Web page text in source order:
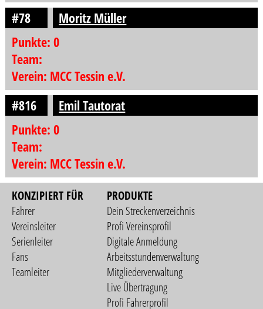
#78
Moritz Müller
Punkte: 0
Team:
Verein: MCC Tessin e.V.
#816
Emil Tautorat
Punkte: 0
Team:
Verein: MCC Tessin e.V.
KONZIPIERT FÜR
Fahrer
Vereinsleiter
Serienleiter
Fans
Teamleiter
PRODUKTE
Dein Streckenverzeichnis
Profi Vereinsprofil
Digitale Anmeldung
Arbeitsstundenverwaltung
Mitgliederverwaltung
Live Übertragung
Profi Fahrerprofil